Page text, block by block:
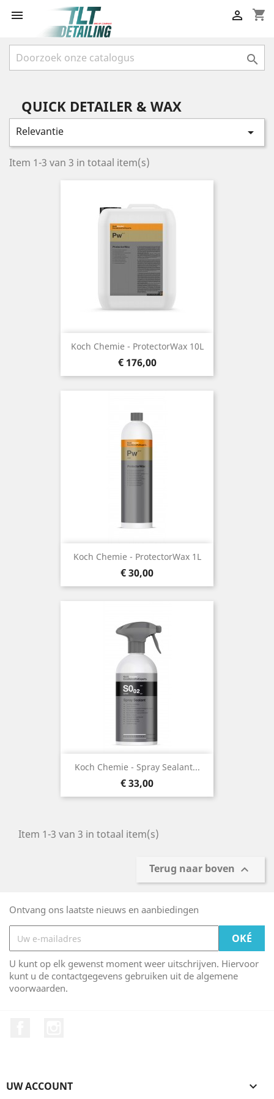
 shopping_cart


QUICK DETAILER & WAX
Relevantie 
Item 1-3 van 3 in totaal item(s)
Koch Chemie - ProtectorWax 10L
Prijs
€ 176,00
Koch Chemie - ProtectorWax 1L
Prijs
€ 30,00
Koch Chemie - Spray Sealant...
Prijs
€ 33,00
Item 1-3 van 3 in totaal item(s)
Terug naar boven 
Ontvang ons laatste nieuws en aanbiedingen
U kunt op elk gewenst moment weer uitschrijven. Hiervoor
kunt u de contactgegevens gebruiken uit de algemene
voorwaarden.
UW ACCOUNT 